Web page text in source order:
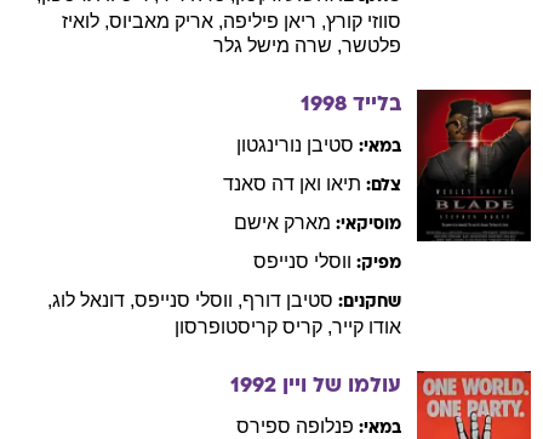
סווזי קורץ, ריאן פיליפה, אריק מאביוס, לואיז
פלטשר, שרה מישל גלר
בלייד 1998
במאי: סטיבן נורינגטון
צלם: תיאו ואן דה סאנד
מוסיקאי: מארק אישם
מפיק: ווסלי סנייפס
שחקנים: סטיבן דורף, ווסלי סנייפס, דונאל לוג,
אודו קייר, קריס קריסטופרסון
עולמו של ויין 1992
במאי: פנלופה ספירס